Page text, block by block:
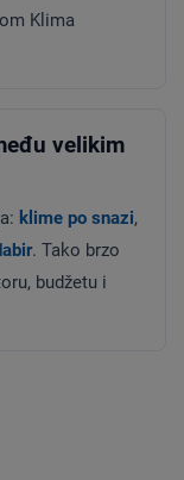
Klima
velikim
klime po snazi,
. Tako brzo
budžetu i